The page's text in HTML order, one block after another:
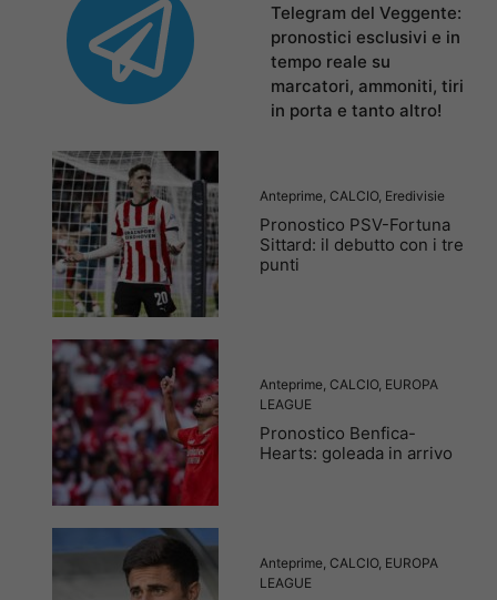
Telegram del Veggente:
pronostici esclusivi e in
tempo reale su
marcatori, ammoniti, tiri
in porta e tanto altro!
Anteprime, CALCIO, Eredivisie
Pronostico PSV-Fortuna
Sittard: il debutto con i tre
punti
Anteprime, CALCIO, EUROPA
LEAGUE
Pronostico Benfica-
Hearts: goleada in arrivo
Anteprime, CALCIO, EUROPA
LEAGUE